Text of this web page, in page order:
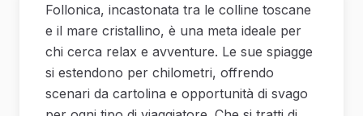
Follonica, incastonata tra le colline toscane
e il mare cristallino, è una meta ideale per
chi cerca relax e avventure. Le sue spiagge
si estendono per chilometri, offrendo
scenari da cartolina e opportunità di svago